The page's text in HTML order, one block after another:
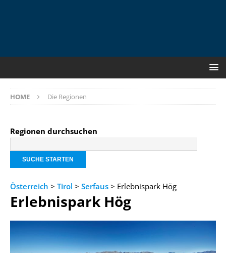
HOME Die Regionen
Regionen durchsuchen
Österreich > Tirol > Serfaus > Erlebnispark Hög
Erlebnispark Hög